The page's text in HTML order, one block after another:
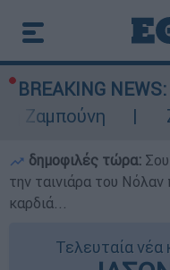
BREAKING NEWS:
δημοφιλές τώρα:
την ταινιάρα του
καρδιά...
Τελευταία νέα